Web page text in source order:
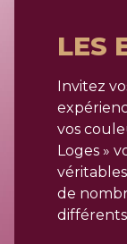
LES
Invitez
vos
Loges »
de